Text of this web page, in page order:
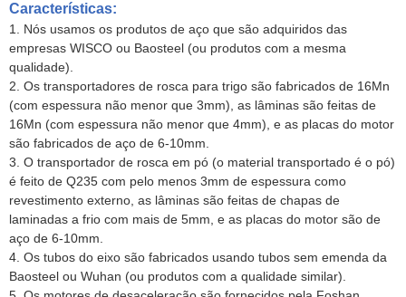
Características:
1. Nós usamos os produtos de aço que são adquiridos das
empresas WISCO ou Baosteel (ou produtos com a mesma
qualidade).
2. Os transportadores de rosca para trigo são fabricados de 16Mn
(com espessura não menor que 3mm), as lâminas são feitas de
16Mn (com espessura não menor que 4mm), e as placas do motor
são fabricados de aço de 6-10mm.
3. O transportador de rosca em pó (o material transportado é o pó)
é feito de Q235 com pelo menos 3mm de espessura como
revestimento externo, as lâminas são feitas de chapas de
laminadas a frio com mais de 5mm, e as placas do motor são de
aço de 6-10mm.
4. Os tubos do eixo são fabricados usando tubos sem emenda da
Baosteel ou Wuhan (ou produtos com a qualidade similar).